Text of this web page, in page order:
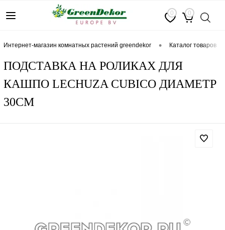
0 0
интернет-магазин комнатных растений greendekor • каталог товаров
ПОДСТАВКА НА РОЛИКАХ ДЛЯ
КАШПО LECHUZA CUBICO ДИАМЕТР
30СМ